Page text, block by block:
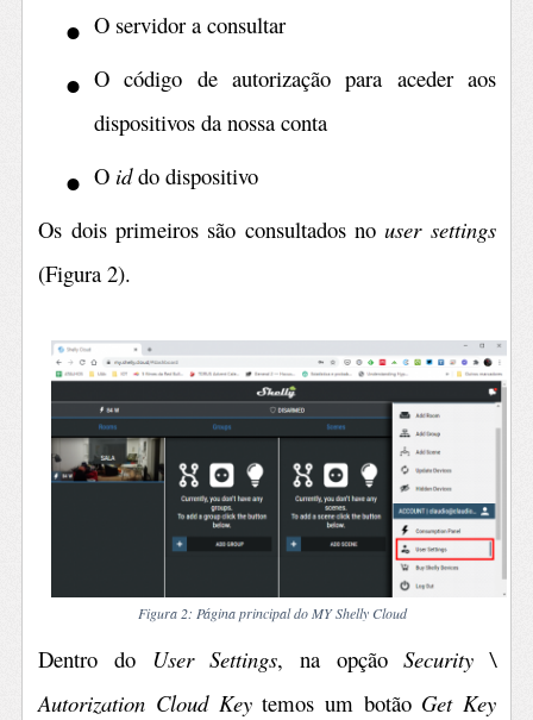
• O servidor a consultar
• O código de autorização para aceder aos
dispositivos da nossa conta
• O iddo dispositivo
Os dois primeiros são consultados nouser settings
(Figura 2).
Figura 2: Página principal do MY Shelly Cloud
Dentro do User Settings, na opçãoSecurity \
Autorization Cloud Keytemos um botão Get Key